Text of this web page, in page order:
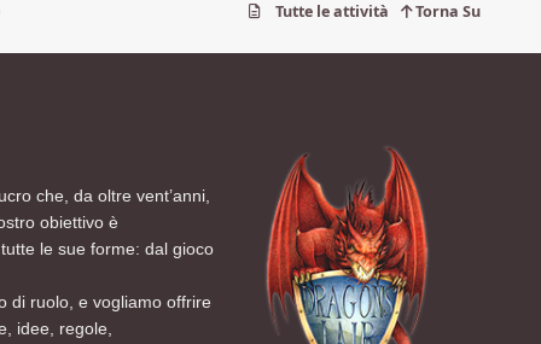
Tutte le attività Torna Su
che, da oltre vent’anni,
obiettivo è
le sue forme: dal gioco
di ruolo, e vogliamo offrire
idee, regole,